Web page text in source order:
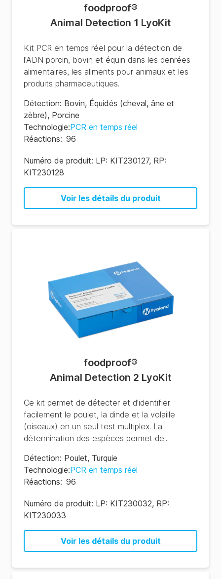
foodproof®
Animal Detection 1 LyoKit
Kit PCR en temps réel pour la détection de
l'ADN porcin, bovin et équin dans les denrées
alimentaires, les aliments pour animaux et les
produits pharmaceutiques.
Détection: Bovin, Équidés (cheval, âne et
zèbre), Porcine
Technologie:PCR en temps réel
Réactions: 96
Numéro de produit: LP: KIT230127, RP:
KIT230128
Voir les détails du produit
foodproof®
Animal Detection 2 LyoKit
Ce kit permet de détecter et d'identifier
facilement le poulet, la dinde et la volaille
(oiseaux) en un seul test multiplex. La
détermination des espèces permet de...
Détection: Poulet, Turquie
Technologie:PCR en temps réel
Réactions: 96
Numéro de produit: LP: KIT230032, RP:
KIT230033
Voir les détails du produit